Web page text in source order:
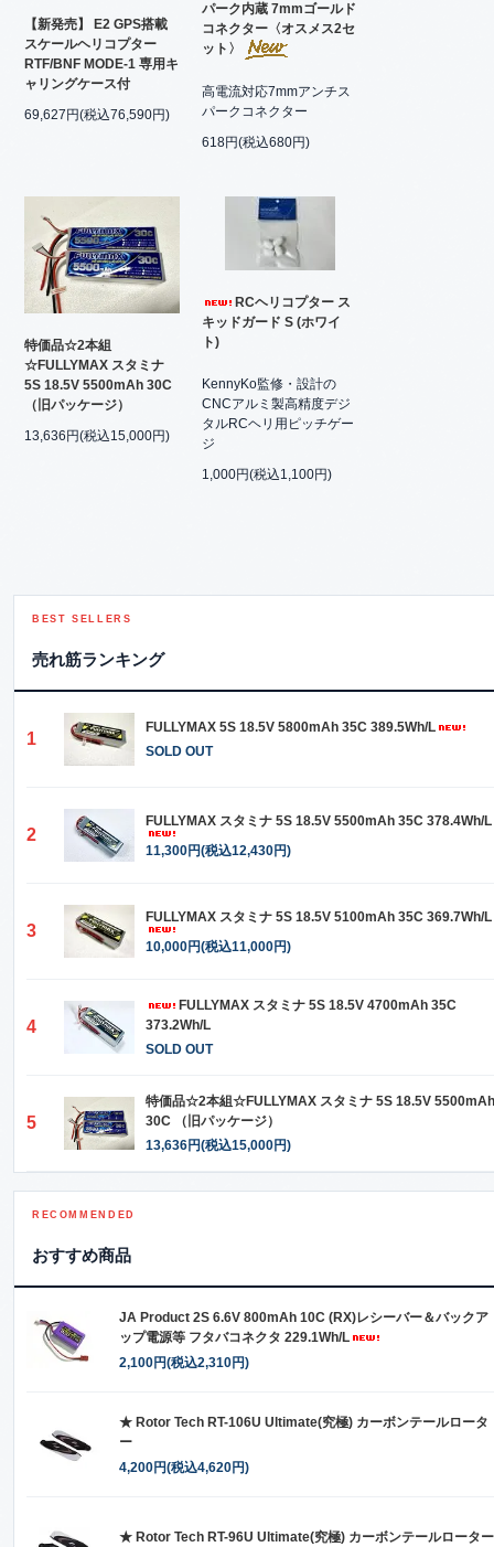
【新発売】 E2 GPS搭載
スケールヘリコプター
RTF/BNF MODE-1 専用キ
ャリングケース付
69,627円(税込76,590円)
パーク内蔵 7mmゴールド
コネクター〈オスメス2セ
ット〉
高電流対応7mmアンチス
パークコネクター
618円(税込680円)
特価品☆2本組
☆FULLYMAX スタミナ
5S 18.5V 5500mAh 30C
（旧パッケージ）
13,636円(税込15,000円)
RCヘリコプター ス
キッドガード S (ホワイ
ト)
KennyKo監修・設計の
CNCアルミ製高精度デジ
タルRCヘリ用ピッチゲー
ジ
1,000円(税込1,100円)
BEST SELLERS
売れ筋ランキング
1
FULLYMAX 5S 18.5V 5800mAh 35C 389.5Wh/L
SOLD OUT
2
FULLYMAX スタミナ 5S 18.5V 5500mAh 35C 378.4Wh/L
11,300円(税込12,430円)
3
FULLYMAX スタミナ 5S 18.5V 5100mAh 35C 369.7Wh/L
10,000円(税込11,000円)
4
FULLYMAX スタミナ 5S 18.5V 4700mAh 35C
373.2Wh/L
SOLD OUT
5
特価品☆2本組☆FULLYMAX スタミナ 5S 18.5V 5500mAh
30C （旧パッケージ）
13,636円(税込15,000円)
RECOMMENDED
おすすめ商品
JA Product 2S 6.6V 800mAh 10C (RX)レシーバー＆バックア
ップ電源等 フタバコネクタ 229.1Wh/L
2,100円(税込2,310円)
★ Rotor Tech RT-106U Ultimate(究極) カーボンテールロータ
ー
4,200円(税込4,620円)
★ Rotor Tech RT-96U Ultimate(究極) カーボンテールローター